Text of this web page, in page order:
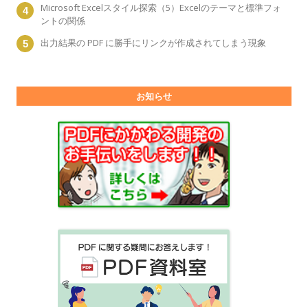
Microsoft Excelスタイル探索（5）Excelのテーマと標準フォ
ントの関係
出力結果の PDF に勝手にリンクが作成されてしまう現象
お知らせ